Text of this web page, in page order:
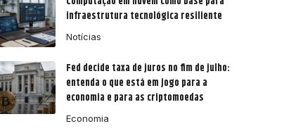
infraestrutura tecnológica resiliente
Notícias
Fed decide taxa de juros no fim de julho:
entenda o que está em jogo para a
economia e para as criptomoedas
Economia